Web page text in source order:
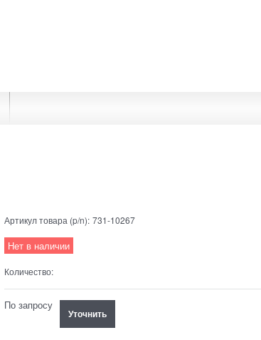
Артикул товара (p/n): 731-10267
Нет в наличии
Количество:
По запросу
Уточнить